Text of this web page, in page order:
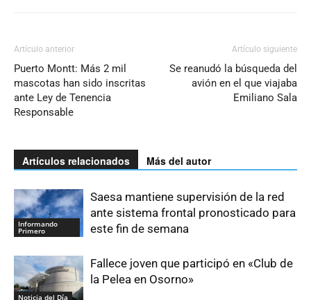
Artículo anterior
Puerto Montt: Más 2 mil
mascotas han sido inscritas
ante Ley de Tenencia
Responsable
Artículo siguiente
Se reanudó la búsqueda del
avión en el que viajaba
Emiliano Sala
Artículos relacionados Más del autor
Informando
Primero
Saesa mantiene supervisión de la red
ante sistema frontal pronosticado para
este fin de semana
Noticia del Día
Fallece joven que participó en «Club de
la Pelea en Osorno»